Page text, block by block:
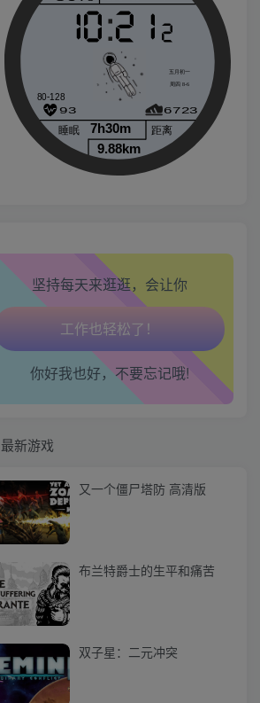
坚持每天来逛逛，会让你
生活也美好了！
腿也不痛了！
腰也不酸了！
工作也轻松了！
你好我也好，不要忘记哦!
最新游戏
又一个僵尸塔防 高清版
布兰特爵士的生平和痛苦
双子星：二元冲突